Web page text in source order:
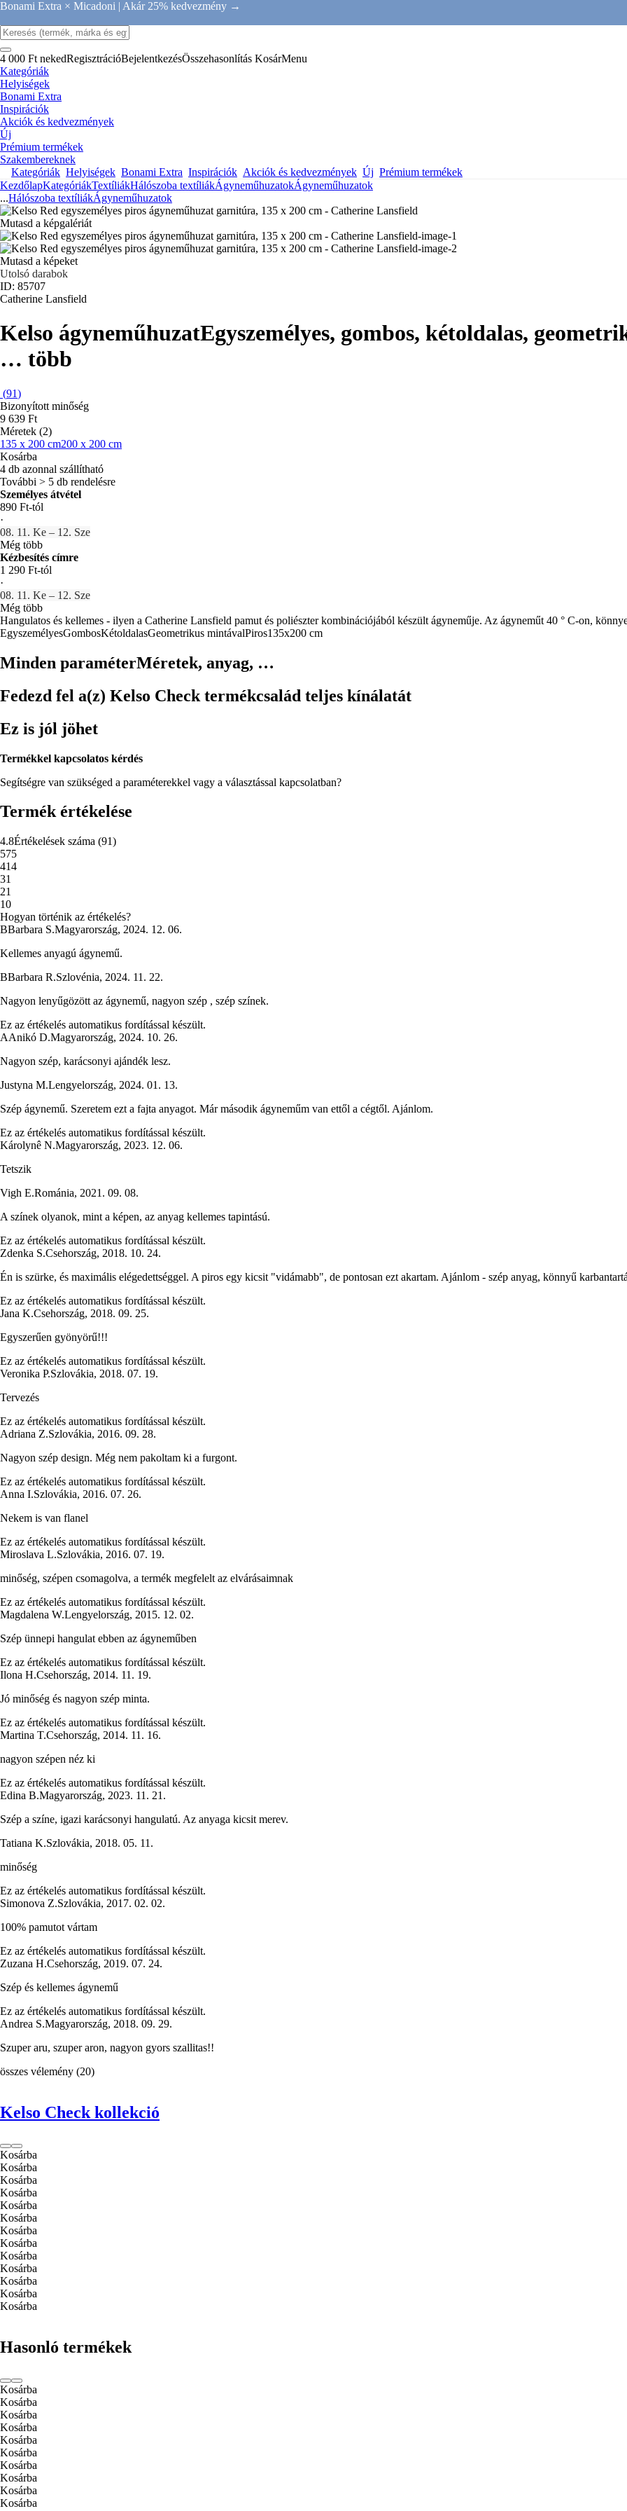
Bonami Extra × Micadoni | Akár 25% kedvezmény →
4 000 Ft nekedRegisztrációBejelentkezésÖsszehasonlítás KosárMenu
Kategóriák
Helyiségek
Bonami Extra
Inspirációk
Akciók és kedvezmények
Új
Prémium termékek
Szakembereknek
Kategóriák Helyiségek Bonami Extra Inspirációk Akciók és kedvezmények Új Prémium termékek
KezdőlapKategóriákTextíliákHálószoba textíliákÁgyneműhuzatokÁgyneműhuzatok
...Hálószoba textíliákÁgyneműhuzatok
Mutasd a képgalériát
Mutasd a képeket
Utolsó darabok
ID: 85707
Catherine Lansfield
Kelso ágyneműhuzatEgyszemélyes, gombos, kétoldalas,
… több
(91)
Bizonyított minőség
9 639 Ft
Méretek (2)
135 x 200 cm200 x 200 cm
Kosárba
4 db azonnal szállítható
További > 5 db rendelésre
Személyes átvétel
890 Ft-tól
·
08. 11. Ke – 12. Sze
Még több
Kézbesítés címre
1 290 Ft-tól
·
08. 11. Ke – 12. Sze
Még több
Hangulatos és kellemes - ilyen a Catherine Lansfield pamut és poliészter kombinációjából készült ágyneműje. Az ágyneműt 40 ° C-on,
EgyszemélyesGombosKétoldalasGeometrikus mintávalPiros135x200 cm
Minden paraméterMéretek, anyag, …
Fedezd fel a(z) Kelso Check termékcsalád teljes kínálatát
Ez is jól jöhet
Termékkel kapcsolatos kérdés
Segítségre van szükséged a paraméterekkel vagy a választással kapcsolatban?
Termék értékelése
4.8Értékelések száma (91)
575
414
31
21
10
Hogyan történik az értékelés?
BBarbara S.Magyarország, 2024. 12. 06.
Kellemes anyagú ágynemű.
BBarbara R.Szlovénia, 2024. 11. 22.
Nagyon lenyűgözött az ágynemű, nagyon szép , szép színek.
Ez az értékelés automatikus fordítással készült.
AAnikó D.Magyarország, 2024. 10. 26.
Nagyon szép, karácsonyi ajándék lesz.
Justyna M.Lengyelország, 2024. 01. 13.
Szép ágynemű. Szeretem ezt a fajta anyagot. Már második ágyneműm van ettől a cégtől. Ajánlom.
Ez az értékelés automatikus fordítással készült.
Károlynê N.Magyarország, 2023. 12. 06.
Tetszik
Vigh E.Románia, 2021. 09. 08.
A színek olyanok, mint a képen, az anyag kellemes tapintású.
Ez az értékelés automatikus fordítással készült.
Zdenka S.Csehország, 2018. 10. 24.
Én is szürke, és maximális elégedettséggel. A piros egy kicsit "vidámabb", de pontosan ezt akartam. Ajánlom - szép anyag, könnyű
Ez az értékelés automatikus fordítással készült.
Jana K.Csehország, 2018. 09. 25.
Egyszerűen gyönyörű!!!
Ez az értékelés automatikus fordítással készült.
Veronika P.Szlovákia, 2018. 07. 19.
Tervezés
Ez az értékelés automatikus fordítással készült.
Adriana Z.Szlovákia, 2016. 09. 28.
Nagyon szép design. Még nem pakoltam ki a furgont.
Ez az értékelés automatikus fordítással készült.
Anna I.Szlovákia, 2016. 07. 26.
Nekem is van flanel
Ez az értékelés automatikus fordítással készült.
Miroslava L.Szlovákia, 2016. 07. 19.
minőség, szépen csomagolva, a termék megfelelt az elvárásaimnak
Ez az értékelés automatikus fordítással készült.
Magdalena W.Lengyelország, 2015. 12. 02.
Szép ünnepi hangulat ebben az ágyneműben
Ez az értékelés automatikus fordítással készült.
Ilona H.Csehország, 2014. 11. 19.
Jó minőség és nagyon szép minta.
Ez az értékelés automatikus fordítással készült.
Martina T.Csehország, 2014. 11. 16.
nagyon szépen néz ki
Ez az értékelés automatikus fordítással készült.
Edina B.Magyarország, 2023. 11. 21.
Szép a színe, igazi karácsonyi hangulatú. Az anyaga kicsit merev.
Tatiana K.Szlovákia, 2018. 05. 11.
minőség
Ez az értékelés automatikus fordítással készült.
Simonova Z.Szlovákia, 2017. 02. 02.
100% pamutot vártam
Ez az értékelés automatikus fordítással készült.
Zuzana H.Csehország, 2019. 07. 24.
Szép és kellemes ágynemű
Ez az értékelés automatikus fordítással készült.
Andrea S.Magyarország, 2018. 09. 29.
Szuper aru, szuper aron, nagyon gyors szallitas!!
összes vélemény (20)
Kelso Check kollekció
Kosárba
Kosárba
Kosárba
Kosárba
Kosárba
Kosárba
Kosárba
Kosárba
Kosárba
Kosárba
Kosárba
Kosárba
Kosárba
Hasonló termékek
Kosárba
Kosárba
Kosárba
Kosárba
Kosárba
Kosárba
Kosárba
Kosárba
Kosárba
Kosárba